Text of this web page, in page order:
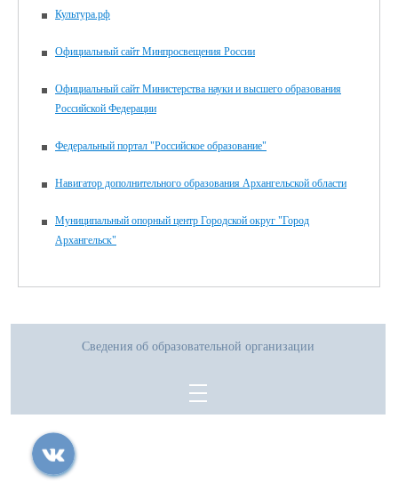
Культура.рф
Официальный сайт Минпросвещения России
Официальный сайт Министерства науки и высшего образования
Российской Федерации
Федеральный портал "Российское образование"
Навигатор дополнительного образования Архангельской области
Муниципальный опорный центр Городской округ "Город
Архангельск"
Сведения об образовательной организации